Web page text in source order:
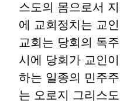
스도의 몸으로서
에 교회정치는 교
교회는 당회의 독
시에 당회가 교인
하는 일종의 민주
는 오로지 그리스